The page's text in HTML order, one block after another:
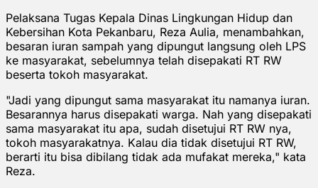
Pelaksana Tugas Kepala Dinas Lingkungan Hidup dan
Kebersihan Kota Pekanbaru, Reza Aulia, menambahkan,
besaran iuran sampah yang dipungut langsung oleh LPS
ke masyarakat, sebelumnya telah disepakati RT RW
beserta tokoh masyarakat.
"Jadi yang dipungut sama masyarakat itu namanya iuran.
Besarannya harus disepakati warga. Nah yang disepakati
sama masyarakat itu apa, sudah disetujui RT RW nya,
tokoh masyarakatnya. Kalau dia tidak disetujui RT RW,
berarti itu bisa dibilang tidak ada mufakat mereka," kata
Reza.